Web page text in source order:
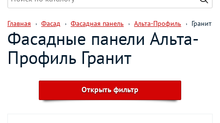
Главная Фасад Фасадная панель Альта-Профиль Гранит
Фасадные панели Альта-
Профиль Гранит
Открыть фильтр